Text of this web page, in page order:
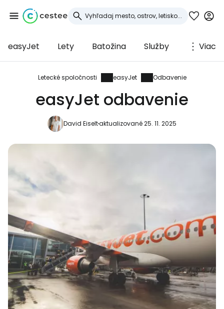
easyJet Lety Batožina Služby Viac
Letecké spoločnosti easyJet Odbavenie
easyJet odbavenie
David Eiseltaktualizované 25. 11. 2025
Prihláste sa do
služby Cestee
... celosvetovej komunity cestovateľov
Pokračovať so službou Google
Pokračovať s e-mailom